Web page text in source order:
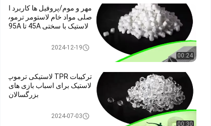
00:24
مهر و موم/پروفیل ها کاربرد ا
صلی مواد خام لاستومر ترموپ
لاستیک با سختی 45A تا 95A
2024-12-19
00:30
ترکیبات TPR لاستیکی ترموپ
لاستیک برای اسباب بازی های
بزرگسالان
لاستیک ترموپلاستیک TPR
2024-07-03